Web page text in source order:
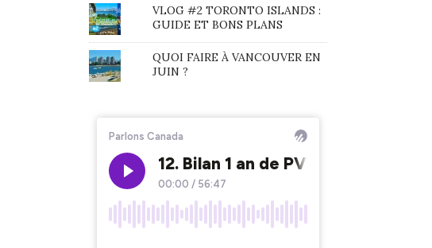
VLOG #2 TORONTO ISLANDS :
GUIDE ET BONS PLANS
QUOI FAIRE À VANCOUVER EN
JUIN ?